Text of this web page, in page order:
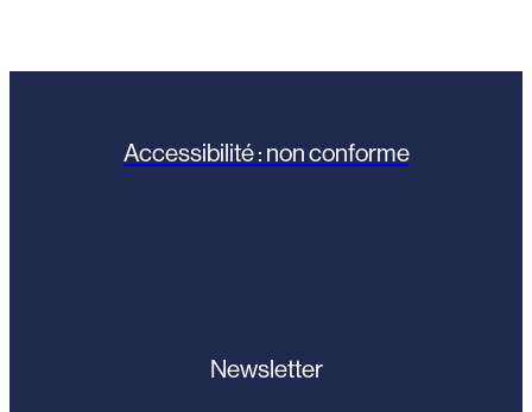
Accessibilité : non conforme
Newsletter